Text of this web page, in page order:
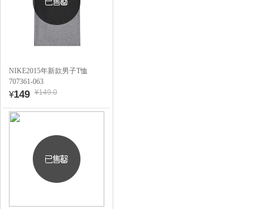
NIKE2015年新款男子T恤
707361-063
¥149 ¥149.0